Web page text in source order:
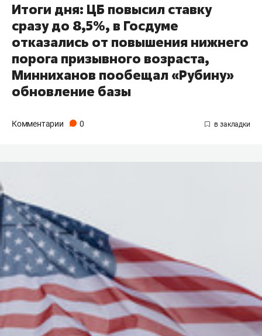
Итоги дня: ЦБ повысил ставку
сразу до 8,5%, в Госдуме
отказались от повышения нижнего
порога призывного возраста,
Минниханов пообещал «Рубину»
обновление базы
Комментарии 0